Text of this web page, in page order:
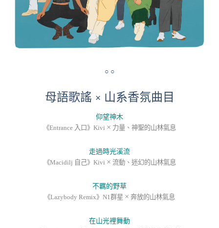
○ ○
母語歌謠 × 山系香氛曲目
仰望神木
《Entrance 入口》Kivi × 力量、神聖的山林氣息
走過時光溪流
《Macidilj 自己》Kivi × 流動、迷幻的山林氣息
不羈的野草
《Lazybody Remix》N1群星 × 奔放的山林氣息
在山光裡舞動